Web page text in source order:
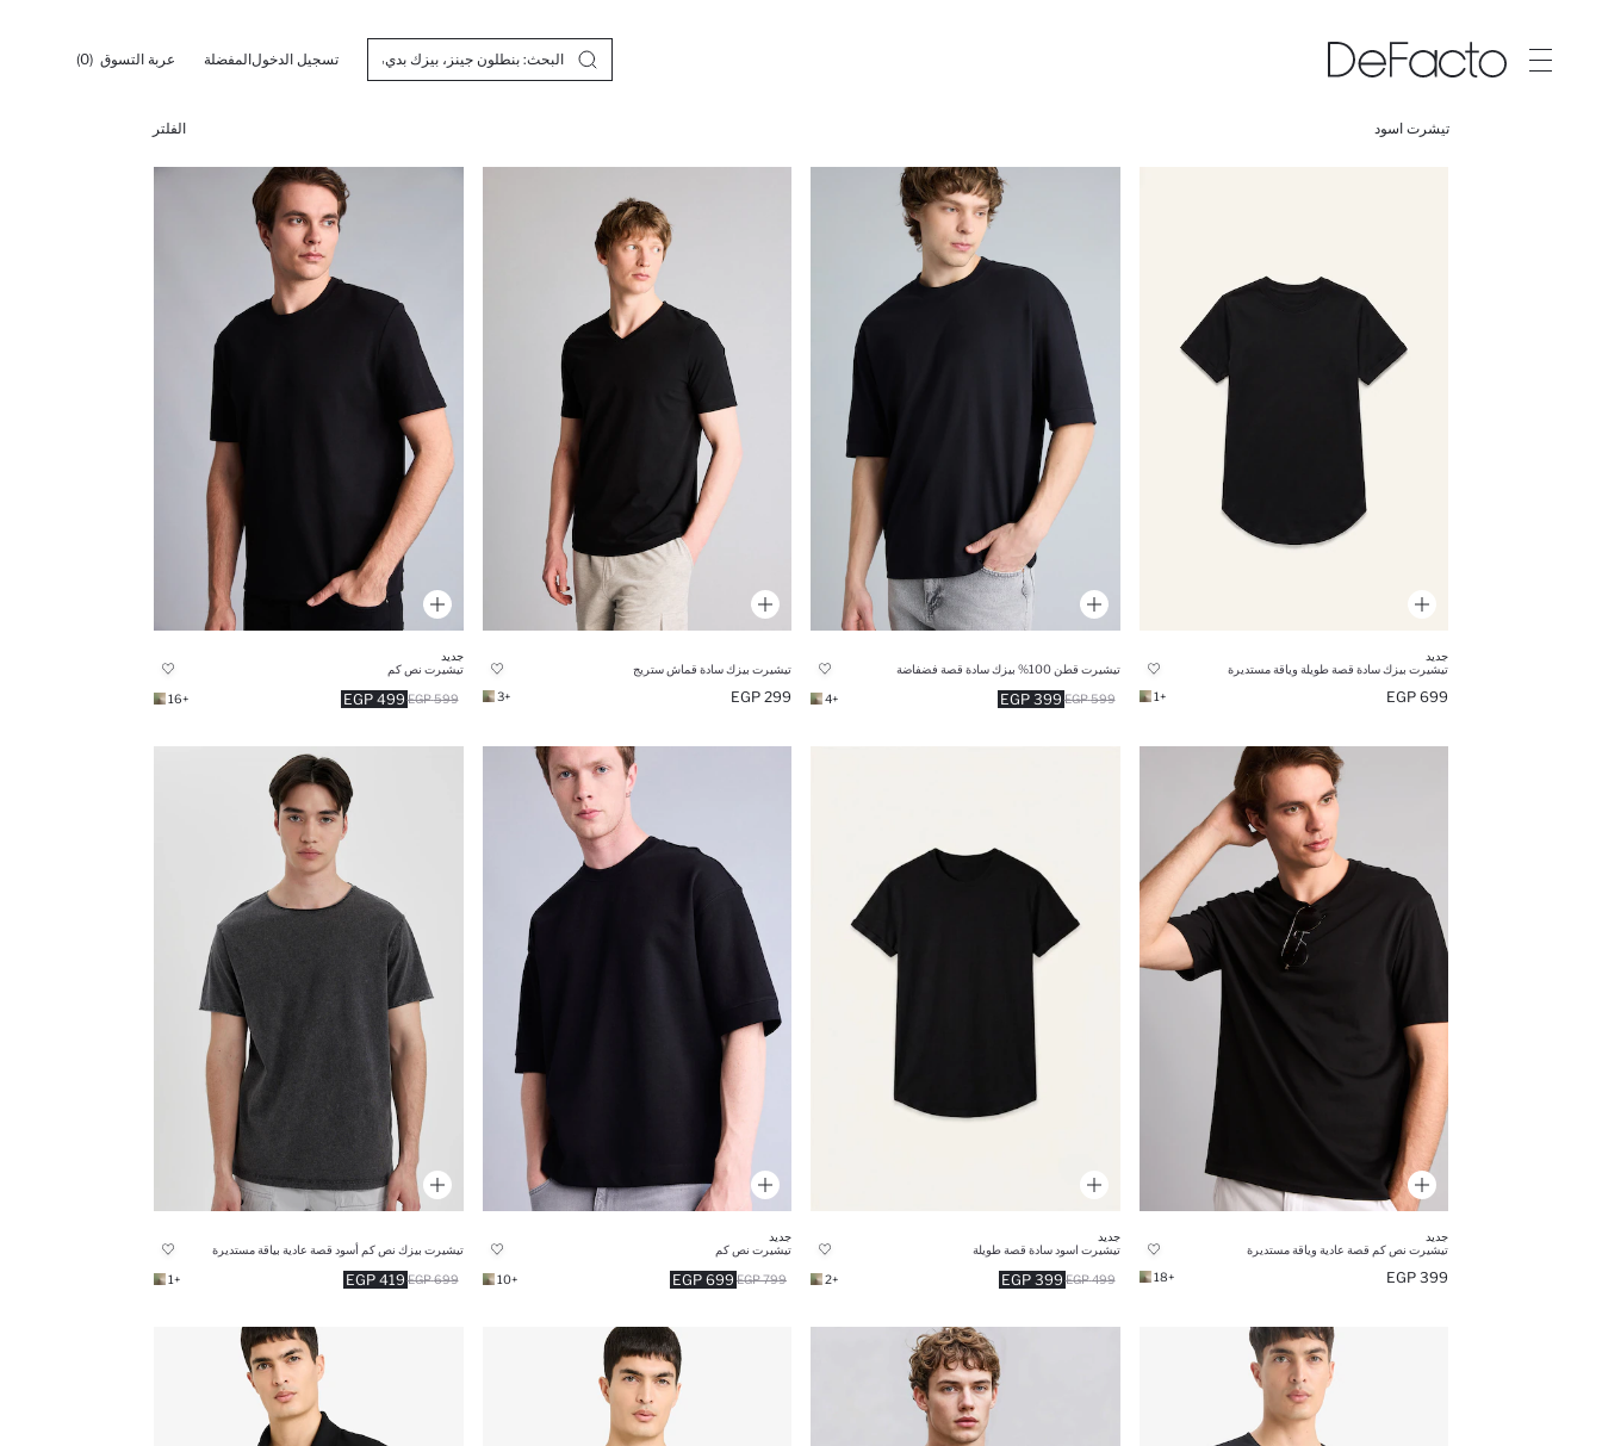
تسجيل الدخولالمفضلة عربة التسوق (0)
تيشرت اسود الفلتر
جديد
تيشيرت بيزك سادة قصة طويلة وياقة مستديرة
699 EGP
+1
تيشيرت قطن 100% بيزك سادة قصة فضفاضة
399 EGP 599 EGP
+4
تيشيرت بيزك سادة قماش ستريج
299 EGP
+3
جديد
تيشيرت نص كم
499 EGP 599 EGP
+16
جديد
تيشيرت نص كم قصة عادية وياقة مستديرة
399 EGP
+18
جديد
تيشيرت اسود سادة قصة طويلة
399 EGP 499 EGP
+2
جديد
تيشيرت نص كم
699 EGP 799 EGP
+10
تيشيرت بيزك نص كم أسود قصة عادية بياقة مستديرة
419 EGP 699 EGP
+1